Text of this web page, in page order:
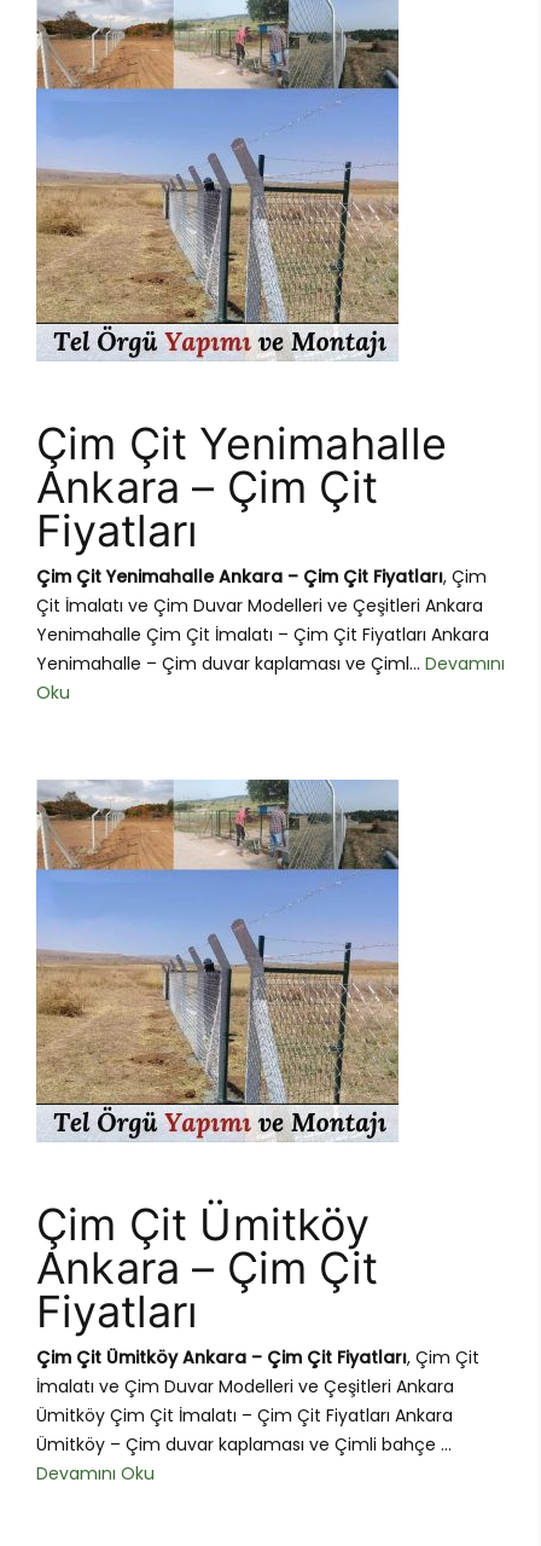
Çim Çit Yenimahalle
Ankara – Çim Çit
Fiyatları
Çim Çit Yenimahalle Ankara – Çim Çit Fiyatları, Çim
Çit İmalatı ve Çim Duvar Modelleri ve Çeşitleri Ankara
Yenimahalle Çim Çit İmalatı – Çim Çit Fiyatları Ankara
Yenimahalle – Çim duvar kaplaması ve Çiml... Devamını
Oku
Çim Çit Ümitköy
Ankara – Çim Çit
Fiyatları
Çim Çit Ümitköy Ankara – Çim Çit Fiyatları, Çim Çit
İmalatı ve Çim Duvar Modelleri ve Çeşitleri Ankara
Ümitköy Çim Çit İmalatı – Çim Çit Fiyatları Ankara
Ümitköy – Çim duvar kaplaması ve Çimli bahçe ...
Devamını Oku